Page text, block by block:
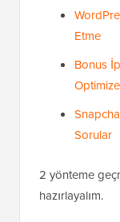
Etme
Bonus
Sorular
2 yönteme
hazırlayalım.